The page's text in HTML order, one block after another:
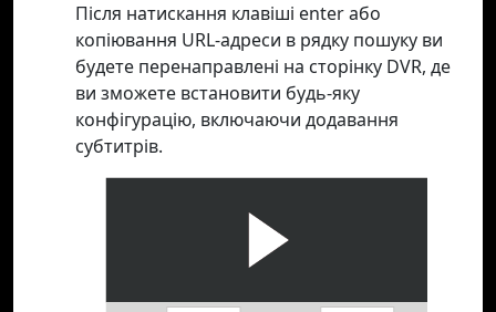
Після натискання клавіші enter або
копіювання URL-адреси в рядку пошуку ви
будете перенаправлені на сторінку DVR, де
ви зможете встановити будь-яку
конфігурацію, включаючи додавання
субтитрів.